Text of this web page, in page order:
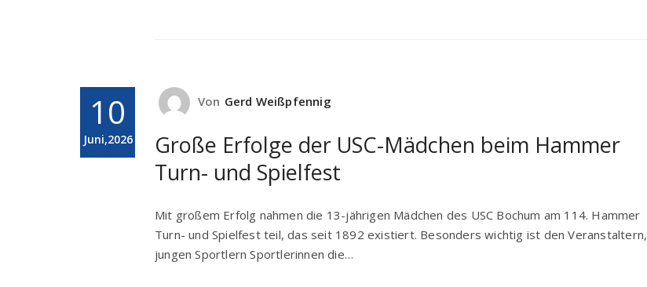
10
Juni,2026
Von Gerd Weißpfennig
Große Erfolge der USC-Mädchen beim Hammer
Turn- und Spielfest
Mit großem Erfolg nahmen die 13-jährigen Mädchen des USC Bochum am 114. Hammer
Turn- und Spielfest teil, das seit 1892 existiert. Besonders wichtig ist den Veranstaltern,
jungen Sportlern Sportlerinnen die…